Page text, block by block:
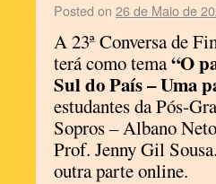
Posted on 26 de Maio de
A 23ª Conversa de
terá como tema“O
Sul do País – Uma
estudantes da Pós-
Sopros – Albano
Prof. Jenny Gil
outra parte online.